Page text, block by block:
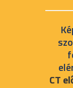
CT